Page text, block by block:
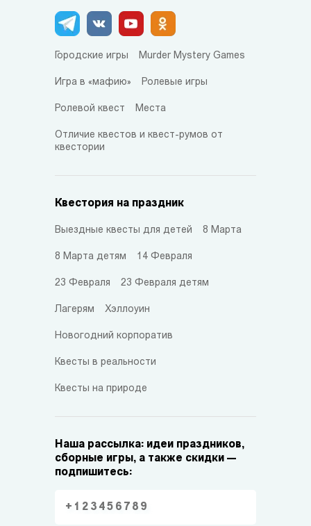
Городские игры Murder Mystery Games
Игра в «мафию» Ролевые игры
Ролевой квест Места
Отличие квестов и квест-румов от
квестории
Квестория на праздник
Выездные квесты для детей 8 Марта
8 Марта детям 14 Февраля
23 Февраля 23 Февраля детям
Лагерям Хэллоуин
Новогодний корпоратив
Квесты в реальности
Квесты на природе
Наша рассылка: идеи праздников,
сборные игры, а также скидки —
подпишитесь: